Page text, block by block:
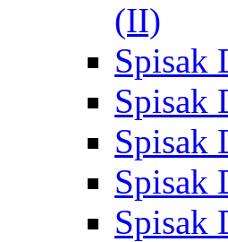
(II)
Spisak
Spisak
Spisak
Spisak
Spisak